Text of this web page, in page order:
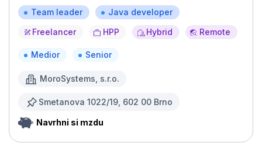
Team leader
Java developer
Freelancer
HPP Hybrid Remote
Medior Senior
MoroSystems, s.r.o.
Smetanova 1022/19, 602 00 Brno
Navrhni si mzdu